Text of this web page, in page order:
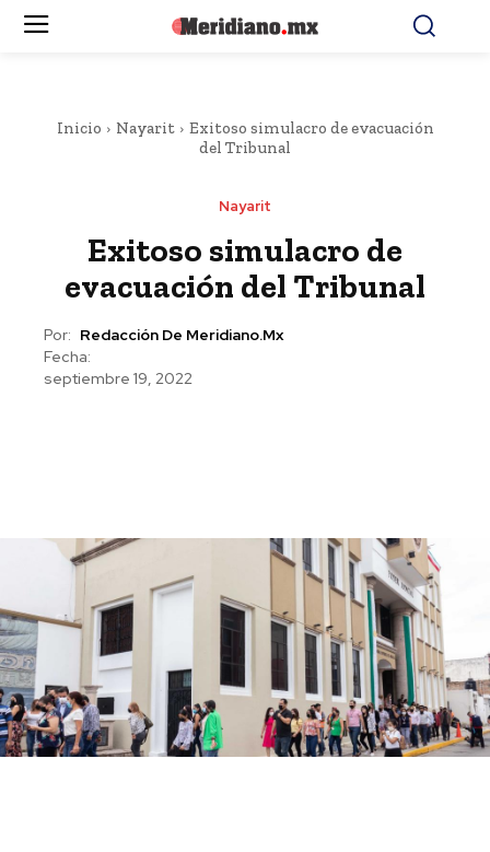
Inicio Nayarit
Exitoso simulacro de evacuación
del Tribunal
Nayarit
Exitoso simulacro de
evacuación del Tribunal
Por: Redacción De Meridiano.mx
Fecha:
septiembre 19, 2022